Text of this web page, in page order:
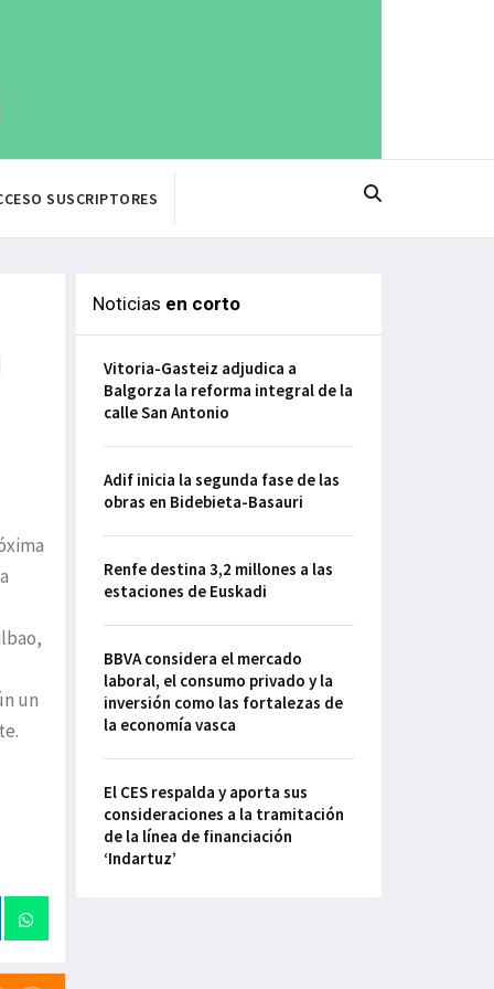
SUSCRIPTORES
un
Noticias en corto
Vitoria-Gasteiz adjudica a
Balgorza la reforma integral de la
calle San Antonio
Adif inicia la segunda fase de las
obras en Bidebieta-Basauri
Renfe destina 3,2 millones a las
estaciones de Euskadi
BBVA considera el mercado
laboral, el consumo privado y la
inversión como las fortalezas de
la economía vasca
El CES respalda y aporta sus
consideraciones a la tramitación
de la línea de financiación
‘Indartuz’